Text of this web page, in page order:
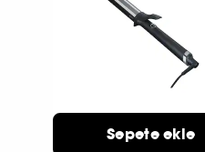
Sepete ekle